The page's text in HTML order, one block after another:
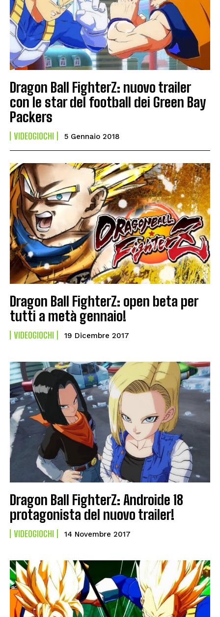
Dragon Ball FighterZ: nuovo trailer
con le star del football dei Green Bay
Packers
VIDEOGIOCHI 5 Gennaio 2018
Dragon Ball FighterZ: open beta per
tutti a metà gennaio!
VIDEOGIOCHI 19 Dicembre 2017
Dragon Ball FighterZ: Androide 18
protagonista del nuovo trailer!
VIDEOGIOCHI 14 Novembre 2017